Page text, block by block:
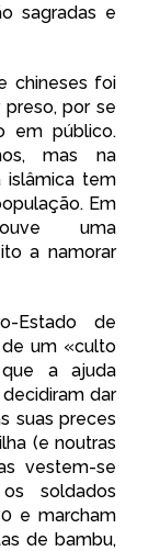
sagradas e
chineses foi
por se
em público.
mas na
islâmica tem
Em
uma
a namorar
Estado de
de um «culto
que aajuda
dar
suas preces
(e noutras
vestem-se
soldados
e marcham
de bambu,